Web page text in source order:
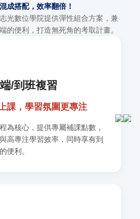
成搭配，效率翻倍！
光數位學院提供彈性組合方案，兼
的便利，打造無死角的考取計畫。
/到班複習
課，學習氛圍更專注
為核心，提供專屬補課點數，
高專注學習效率，同時享有到
便利。